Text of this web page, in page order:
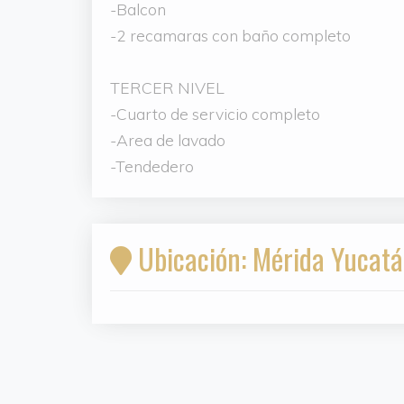
-Balcon
-2 recamaras con baño completo
TERCER NIVEL
-Cuarto de servicio completo
-Area de lavado
-Tendedero
Ubicación: Mérida